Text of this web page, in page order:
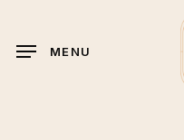
main
MENU